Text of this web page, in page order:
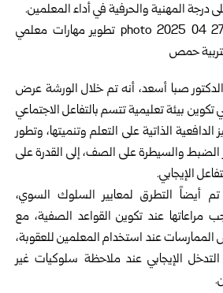
درجة المهنية والحرفية في أداء المعلمين.
صبا أسعد، أنه تم خلال الورشة عرض
تكوين بيئة تعليمية تتسم بالتفاعل الاجتماعي
الدافعية الذاتية على التعلم وتنميتها، وتطور
الضبط والسيطرة على الصف، إلى القدرة على
الإيجابي.
أيضاً التطرق لمعايير السلوك السوي،
مراعاتها عند تكوين القواعد الصفية، مع
الممارسات عند استخدام المعلمين للعقوبة،
التدخل الإيجابي عند ملاحظة سلوكيات غير